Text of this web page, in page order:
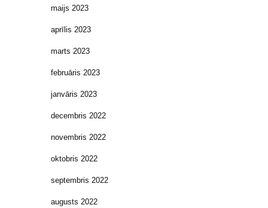
maijs 2023
aprīlis 2023
marts 2023
februāris 2023
janvāris 2023
decembris 2022
novembris 2022
oktobris 2022
septembris 2022
augusts 2022